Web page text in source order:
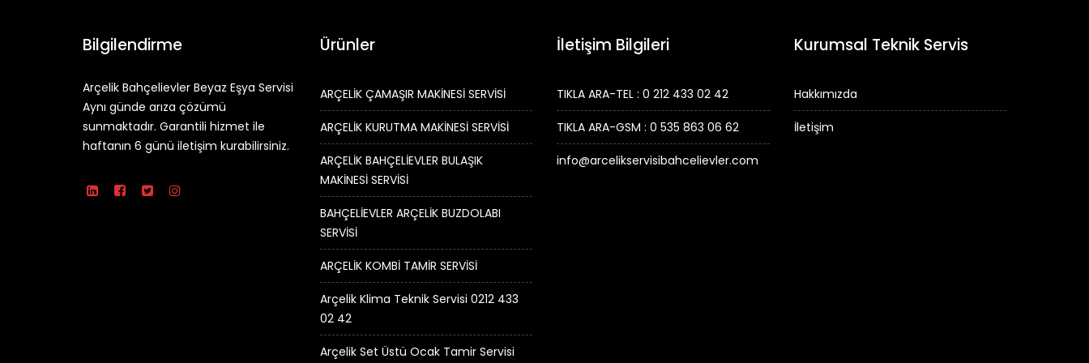
Bilgilendirme
Arçelik Bahçelievler Beyaz Eşya Servisi
Aynı günde arıza çözümü
sunmaktadır. Garantili hizmet ile
haftanın 6 günü iletişim kurabilirsiniz.
Ürünler
ARÇELİK ÇAMAŞIR MAKİNESİ SERVİSİ
ARÇELİK KURUTMA MAKİNESİ SERVİSİ
ARÇELİK BAHÇELİEVLER BULAŞIK
MAKİNESİ SERVİSİ
BAHÇELİEVLER ARÇELİK BUZDOLABI
SERVİSİ
ARÇELİK KOMBİ TAMİR SERVİSİ
Arçelik Klima Teknik Servisi 0212 433
02 42
Arçelik Set Üstü Ocak Tamir Servisi
İletişim Bilgileri
TIKLA ARA-TEL : 0 212 433 02 42
TIKLA ARA-GSM : 0 535 863 06 62
info@arcelikservisibahcelievler.com
Kurumsal Teknik Servis
Hakkımızda
İletişim